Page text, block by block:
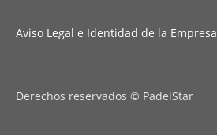
Aviso Legal e Identidad de la Empresa
Derechos reservados © PadelStar